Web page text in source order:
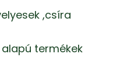
,csíra
termékek